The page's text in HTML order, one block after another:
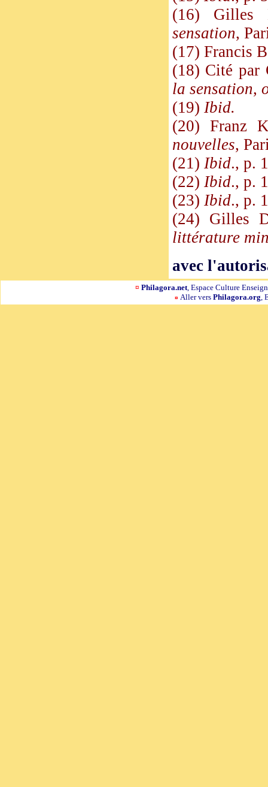
(16) Gilles
sensation,
(17) Francis
(18) Cité par
la sensation,
(19) Ibid.
(20) Franz
nouvelles,
(21) Ibid., p.
(22) Ibid., p.
(23) Ibid., p.
(24) Gilles
littérature
avec
¤ Philagora.net, Espace Culture
¤ Aller vers Philagora.org,